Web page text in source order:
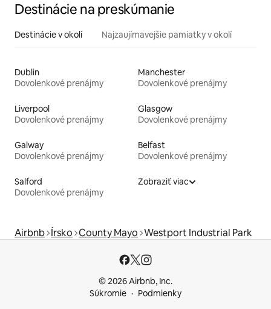
Destinácie na preskúmanie
Destinácie v okolí Najzaujímavejšie pamiatky v okolí
Dublin
Dovolenkové prenájmy
Manchester
Dovolenkové prenájmy
Liverpool
Dovolenkové prenájmy
Glasgow
Dovolenkové prenájmy
Galway
Dovolenkové prenájmy
Belfast
Dovolenkové prenájmy
Salford
Dovolenkové prenájmy
Zobraziť viac
Airbnb Írsko County Mayo Westport Industrial Park
© 2026 Airbnb, Inc.
Súkromie
Podmienky